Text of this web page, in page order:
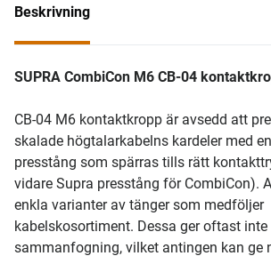
Beskrivning
SUPRA CombiCon M6 CB-04
CB-04 M6 kontaktkropp är avsedd att
skalade högtalarkabelns kardeler med
presstång som spärras tills rätt
vidare Supra presstång för CombiCon).
enkla varianter av tänger som medföljer
kabelskosortiment. Dessa ger oftast
sammanfogning, vilket antingen kan ge